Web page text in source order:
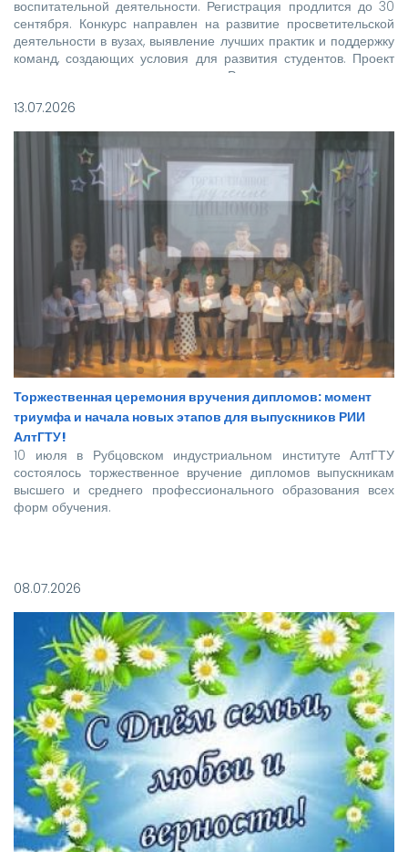
воспитательной деятельности. Регистрация продлится до 30
сентября. Конкурс направлен на развитие просветительской
деятельности в вузах, выявление лучших практик и поддержку
команд, создающих условия для развития студентов. Проект
реализуется при поддержке Росмолодежи в рамках
13.07.2026
Торжественная церемония вручения дипломов: момент
триумфа и начала новых этапов для выпускников РИИ
АлтГТУ!
10 июля в Рубцовском индустриальном институте АлтГТУ
состоялось торжественное вручение дипломов выпускникам
высшего и среднего профессионального образования всех
форм обучения.
высококвалифицированных специалистов, которым предстоит
стать надежной опорой и строить будущее нашей великой
страны.
08.07.2026